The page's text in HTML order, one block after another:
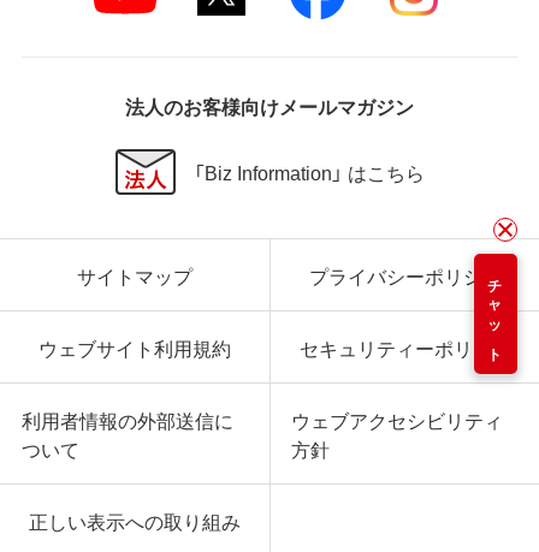
チャット
法人のお客様向けメールマガジン
「Biz Information」 はこちら
サイトマップ プライバシーポリシー
ウェブサイト利用規約 セキュリティーポリシー
利用者情報の外部送信に
ついて
ウェブアクセシビリティ
方針
正しい表示への取り組み